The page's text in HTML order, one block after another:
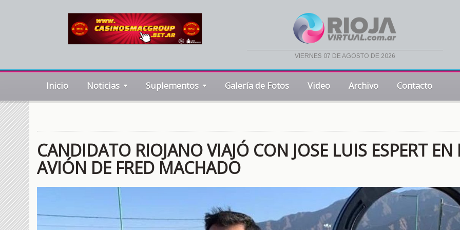
viernes 07 de agosto de 2026
Inicio Noticias Suplementos Galería de Fotos Video Archivo Contacto
CANDIDATO RIOJANO VIAJÓ CON JOSE LUIS ESPERT EN
AVIÓN DE FRED MACHADO